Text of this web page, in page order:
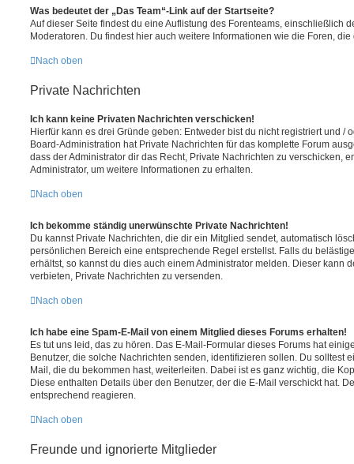
Was bedeutet der „Das Team“-Link auf der Startseite?
Auf dieser Seite findest du eine Auflistung des Forenteams, einschließlich
Moderatoren. Du findest hier auch weitere Informationen wie die Foren,
Nach oben
Private Nachrichten
Ich kann keine Privaten Nachrichten verschicken!
Hierfür kann es drei Gründe geben: Entweder bist du nicht registriert und /
Board-Administration hat Private Nachrichten für das komplette Forum
dass der Administrator dir das Recht, Private Nachrichten zu verschicken,
Administrator, um weitere Informationen zu erhalten.
Nach oben
Ich bekomme ständig unerwünschte Private Nachrichten!
Du kannst Private Nachrichten, die dir ein Mitglied sendet, automatisch
persönlichen Bereich eine entsprechende Regel erstellst. Falls du
erhältst, so kannst du dies auch einem Administrator melden. Dieser kann
verbieten, Private Nachrichten zu versenden.
Nach oben
Ich habe eine Spam-E-Mail von einem Mitglied dieses Forums erhalten!
Es tut uns leid, das zu hören. Das E-Mail-Formular dieses Forums hat
Benutzer, die solche Nachrichten senden, identifizieren sollen. Du solltest
Mail, die du bekommen hast, weiterleiten. Dabei ist es ganz wichtig, die
Diese enthalten Details über den Benutzer, der die E-Mail verschickt hat.
entsprechend reagieren.
Nach oben
Freunde und ignorierte Mitglieder